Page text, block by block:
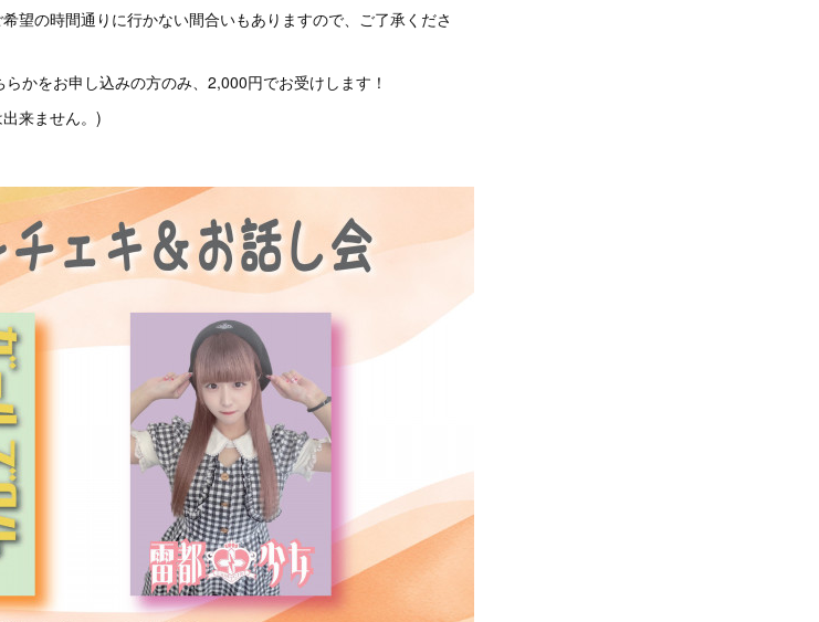
望の時間通りに行かない間合いもありますので、ご了承くださ
かをお申し込みの方のみ、2,000円でお受けします！
来ません。)